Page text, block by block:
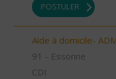
POSTULER
Aide à domicile-
91 - Essonne
CDI